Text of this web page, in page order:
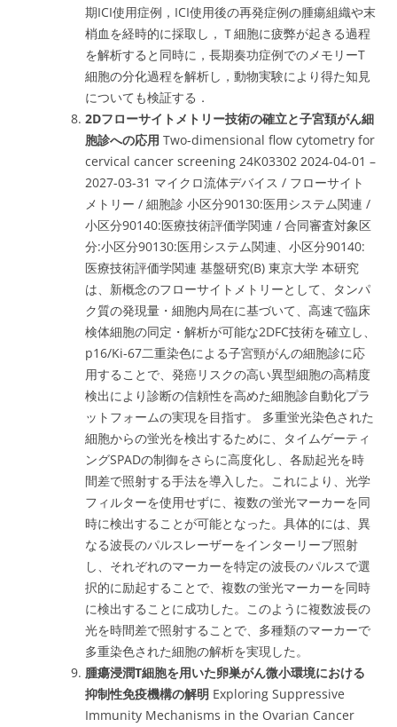
期ICI使用症例，ICI使用後の再発症例の腫瘍組織や末
梢血を経時的に採取し，Ｔ細胞に疲弊が起きる過程
を解析すると同時に，長期奏功症例でのメモリーT
細胞の分化過程を解析し，動物実験により得た知見
についても検証する．
2Dフローサイトメトリー技術の確立と子宮頚がん細
胞診への応用 Two-dimensional flow cytometry for
cervical cancer screening 24K03302 2024-04-01 –
2027-03-31 マイクロ流体デバイス / フローサイト
メトリー / 細胞診 小区分90130:医用システム関連 /
小区分90140:医療技術評価学関連 / 合同審査対象区
分:小区分90130:医用システム関連、小区分90140:
医療技術評価学関連 基盤研究(B) 東京大学 本研究
は、新概念のフローサイトメトリーとして、タンパ
ク質の発現量・細胞内局在に基づいて、高速で臨床
検体細胞の同定・解析が可能な2DFC技術を確立し、
p16/Ki-67二重染色による子宮頸がんの細胞診に応
用することで、発癌リスクの高い異型細胞の高精度
検出により診断の信頼性を高めた細胞診自動化プラ
ットフォームの実現を目指す。 多重蛍光染色された
細胞からの蛍光を検出するために、タイムゲーティ
ングSPADの制御をさらに高度化し、各励起光を時
間差で照射する手法を導入した。これにより、光学
フィルターを使用せずに、複数の蛍光マーカーを同
時に検出することが可能となった。具体的には、異
なる波長のパルスレーザーをインターリーブ照射
し、それぞれのマーカーを特定の波長のパルスで選
択的に励起することで、複数の蛍光マーカーを同時
に検出することに成功した。このように複数波長の
光を時間差で照射することで、多種類のマーカーで
多重染色された細胞の解析を実現した。
腫瘍浸潤T細胞を用いた卵巣がん微小環境における
抑制性免疫機構の解明 Exploring Suppressive
Immunity Mechanisms in the Ovarian Cancer